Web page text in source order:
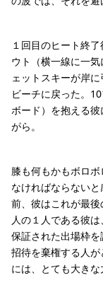
１回目のヒート終
ウト（横一線に一
ェットスキーが岸
ビーチに戻った。
ボード）を抱える
がら。
膝も何もかもボロ
なければならない
前、彼はこれが最
人の１人である彼
保証された出場枠を
招待を棄権する人
には、とても大きな